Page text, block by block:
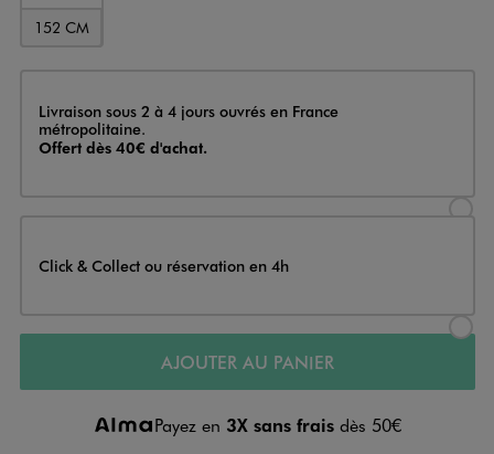
152 CM
Livraison
Livraison sous 2 à 4 jours ouvrés en France
métropolitaine.
Offert dès 40€ d'achat.
Click & Collect ou réservation en 4h
AJOUTER AU PANIER
Payez en 3X sans frais dès 50€